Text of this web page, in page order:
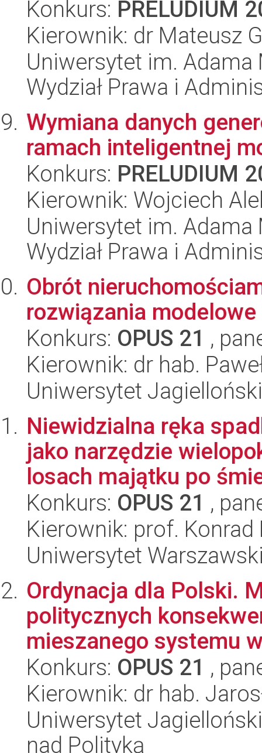
Konkurs: PRELUDIUM
Kierownik: dr Mateusz
Uniwersytet im.
Wydział Prawa i
Wymiana danych
ramach inteligentnej
Konkurs: PRELUDIUM
Kierownik: Wojciech
Uniwersytet im.
Wydział Prawa i
Obrót
rozwiązania modelowe
Konkurs: OPUS 21 ,
Kierownik: dr hab.
Uniwersytet
Niewidzialna ręka
jako narzędzie
losach majątku po
Konkurs: OPUS 21 ,
Kierownik: prof. Konrad
Uniwersytet
Ordynacja dla Polski.
politycznych
mieszanego systemu
Konkurs: OPUS 21 ,
Kierownik: dr hab.
Uniwersytet
nad Polityką